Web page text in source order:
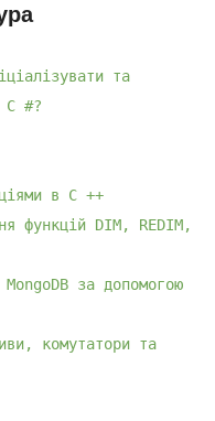
та
C #?
в C ++
функцій DIM, REDIM,
за допомогою
комутатори та